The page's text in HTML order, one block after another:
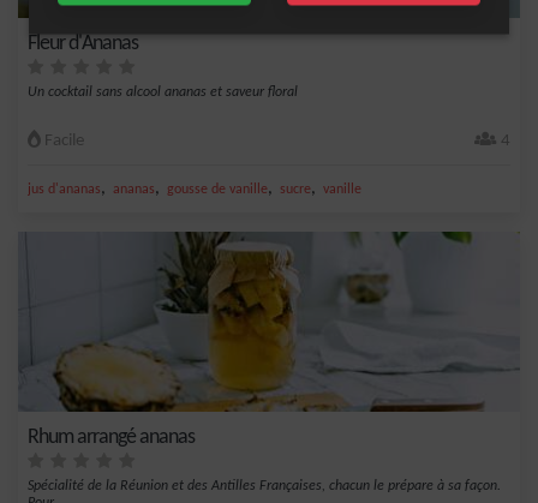
Fleur d'Ananas
Un cocktail sans alcool ananas et saveur floral
Facile 4
jus d'ananas, ananas, gousse de vanille, sucre, vanille
Rhum arrangé ananas
Spécialité de la Réunion et des Antilles Françaises, chacun le prépare à sa façon.